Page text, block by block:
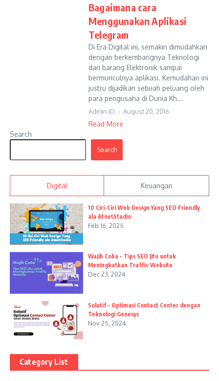
Bagaimana cara
Menggunakan Aplikasi
Telegram
Di Era Digital ini, semakin dimudahkan
dengan berkembangnya Teknologi
dari barang Elektronik sampai
bermunculnya aplikasi. Kemudahan ini
justru dijadikan sebuah peluang oleh
para pengusaha di Dunia Kh...
Admin ID August 20, 2016
Read More
Search
Search
Digital Keuangan
10 Ciri-Ciri Web Design Yang SEO Friendly
ala AtnetStudio
Feb 16, 2025
Wajib Coba – Tips SEO Jitu untuk
Meningkatkan Traffic Website
Dec 23, 2024
Solutif – Optimasi Contact Center dengan
Teknologi Genesys
Nov 25, 2024
Category List